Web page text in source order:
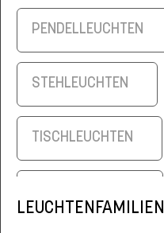
PENDELLEUCHTEN
STEHLEUCHTEN
TISCHLEUCHTEN
LEUCHTENFAMILIEN